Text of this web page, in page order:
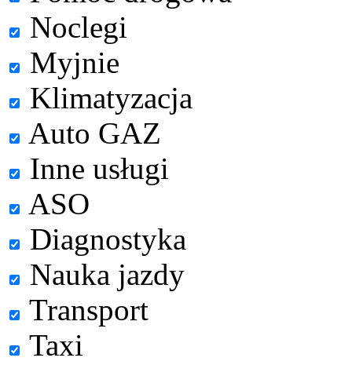
Noclegi
Myjnie
Klimatyzacja
Auto GAZ
Inne usługi
ASO
Diagnostyka
Nauka jazdy
Transport
Taxi